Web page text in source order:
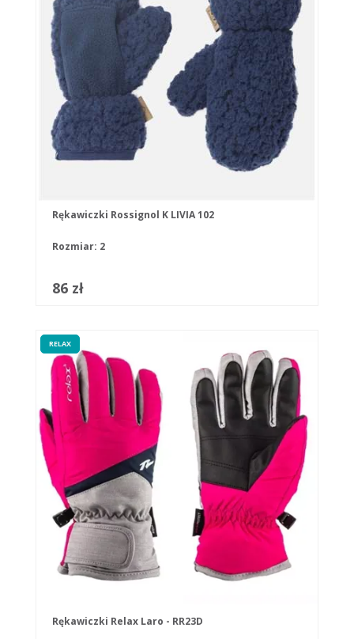
Rękawiczki Rossignol K LIVIA 102
Rozmiar: 2
86 zł
RELAX
Rękawiczki Relax Laro - RR23D